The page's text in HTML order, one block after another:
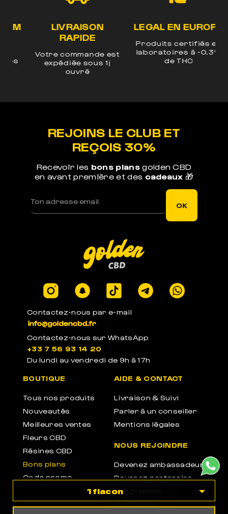
1 flacon
LIVRAISON
RAPIDE
Votre commande est
expédiée sous 1j
ouvré
LEGAL EN EUROPE
Produits certifiés en
laboratoires à -0.3%
de THC
Contactez-nous par e-mail
Contactez-nous sur WhatsApp
+33 7 56 93 14 20
Du lundi au vendredi de 9h à 17h
BOUTIQUE
Tous nos produits
Nouveautés
Meilleures ventes
Fleurs CBD
Résines CBD
Bons plans
Code promo
AIDE & CONTACT
Livraison & Suivi
Parler à un conseiller
Mentions légales
NOUS REJOINDRE
Devenez ambassadeur
Devenez partenaire
Programme
d'affiliation
REJOINS LE CLUB ET
REÇOIS 30%
Recevoir les bons plansgolden CBD
en avant première et des cadeaux 🎁
OK